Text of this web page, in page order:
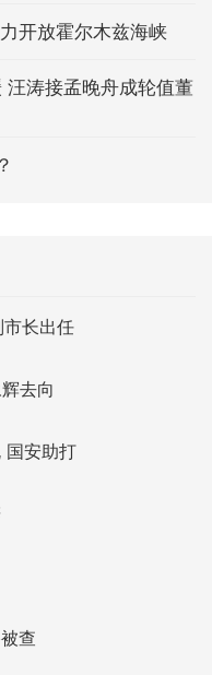
开放霍尔木兹海峡
涛接孟晚舟成轮值董
市长出任
去向
国安助打
查